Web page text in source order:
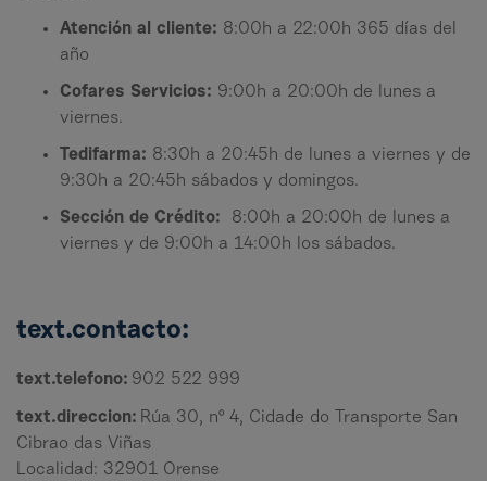
Atención al cliente: 8:00h a 22:00h 365 días del
año
Cofares Servicios: 9:00h a 20:00h de lunes a
viernes.
Tedifarma: 8:30h a 20:45h de lunes a viernes y de
9:30h a 20:45h sábados y domingos.
Sección de Crédito: 8:00h a 20:00h de lunes a
viernes y de 9:00h a 14:00h los sábados.
text.contacto:
text.telefono: 902 522 999
text.direccion: Rúa 30, nº 4, Cidade do Transporte San
Cibrao das Viñas
Localidad: 32901 Orense